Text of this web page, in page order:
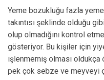
Yeme bozukluğu fazla
takıntısı şeklinde olduğu
olup olmadığını kontrol
gösteriyor. Bu kişiler için
işlenmemiş olması
pek çok sebze ve meyveyi